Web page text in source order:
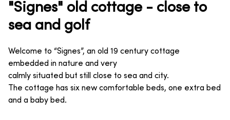
"Signes" old cottage - close to
sea and golf
Welcome to “Signes”, an old 19 century cottage
embedded in nature and very
calmly situated but still close to sea and city.
The cottage has six new comfortable beds, one extra bed
and a baby bed.